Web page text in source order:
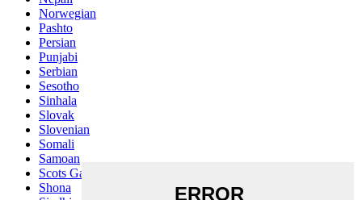
Norwegian
Pashto
Persian
Punjabi
Serbian
Sesotho
Sinhala
Slovak
Slovenian
Somali
Samoan
Scots Gaelic
Shona